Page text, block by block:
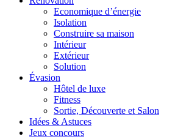
Economique d’énergie
Isolation
Construire sa maison
Intérieur
Extérieur
Solution
Évasion
Hôtel de luxe
Fitness
Sortie, Découverte et Salon
Idées & Astuces
Jeux concours